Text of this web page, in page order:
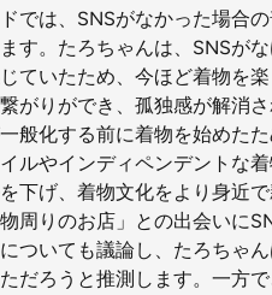
では、SNSがなかった場合
す。たろちゃんは、SNSが
ていたため、今ほど着物を
がりができ、孤独感が解消
般化する前に着物を始めた
ルやインディペンデントな
下げ、着物文化をより身近
周りのお店」との出会いに
ついても議論し、たろちゃ
だろうと推測します。一方